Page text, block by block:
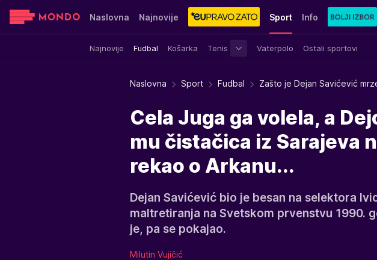
Naslovna Najnovije Sport
Najnovije Fudbal Košarka Tenis Vaterpolo Ostali sportovi
Info
Sensa Stvar ukusa Yumama
Naslovna Sport Fudbal Zašto je Dejan Savićević
Cela Juga ga volela, a
mu čistačica iz Sarajeva
rekao o Arkanu...
Dejan Savićević bio je besan na selektora
maltretiranja na Svetskom prvenstvu 1990.
je, pa se pokajao.
Milutin Vujičić